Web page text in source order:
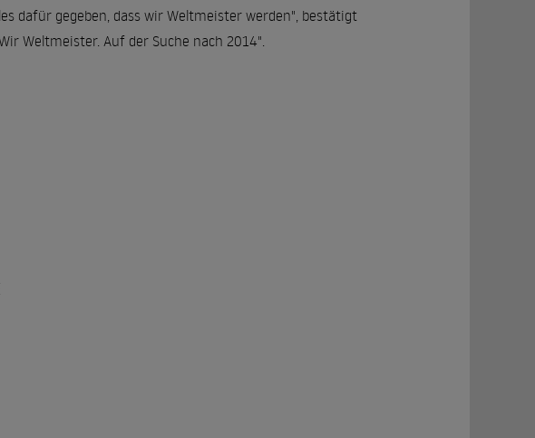
dafür gegeben, dass wir Weltmeister werden", bestätigt
Weltmeister. Auf der Suche nach 2014".